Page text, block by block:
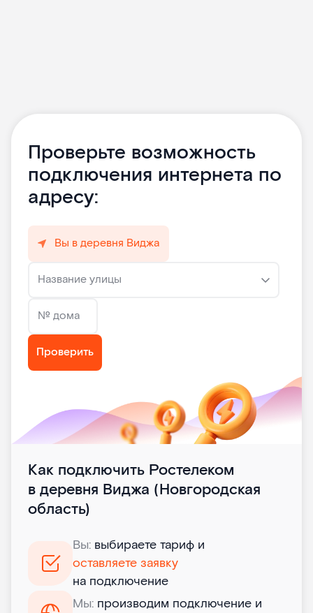
Проверьте возможность
подключения интернета по
адресу:
Вы в деревня Виджа
Название улицы
№ дома
Проверить
Как подключить Ростелеком
в деревня Виджа (Новгородская
область)
Вы: выбираете тариф и
оставляете заявку
на подключение
Мы: производим подключение и